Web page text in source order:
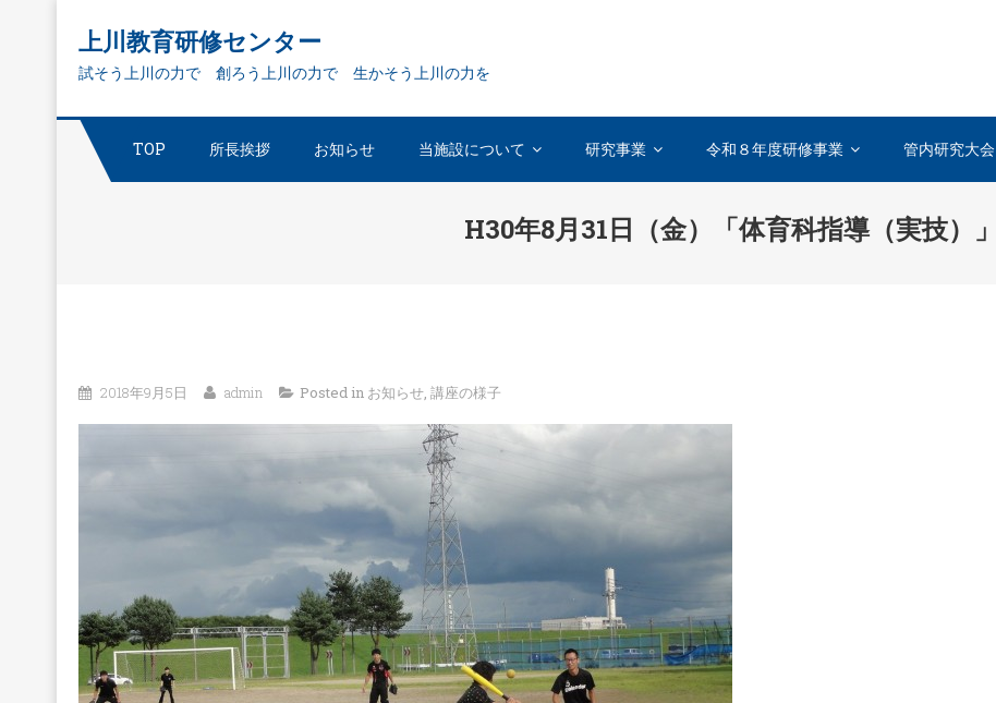
content
上川教育研修センター
試そう上川の力で 創ろう上川の力で 生かそう上川の力を
TOP 所長挨拶 お知らせ 当施設について 研究事業 令和８年度研修事業 管内研究大会
H30年8月31日（金）「体育科指導（実技）」
2018年9月5日 admin Posted in お知らせ, 講座の様子